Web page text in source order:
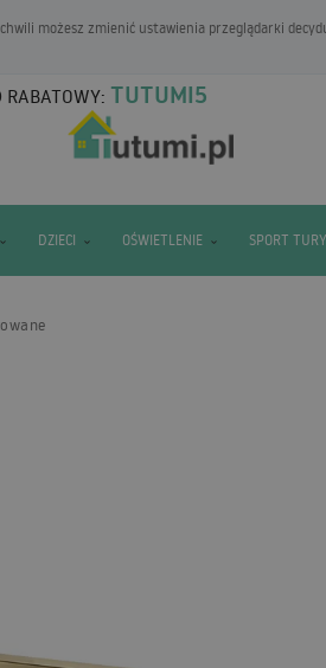
możesz zmienić ustawienia przeglądarki
RABATOWY: TUTUMI5
DZIECI OŚWIETLENIE SPORT